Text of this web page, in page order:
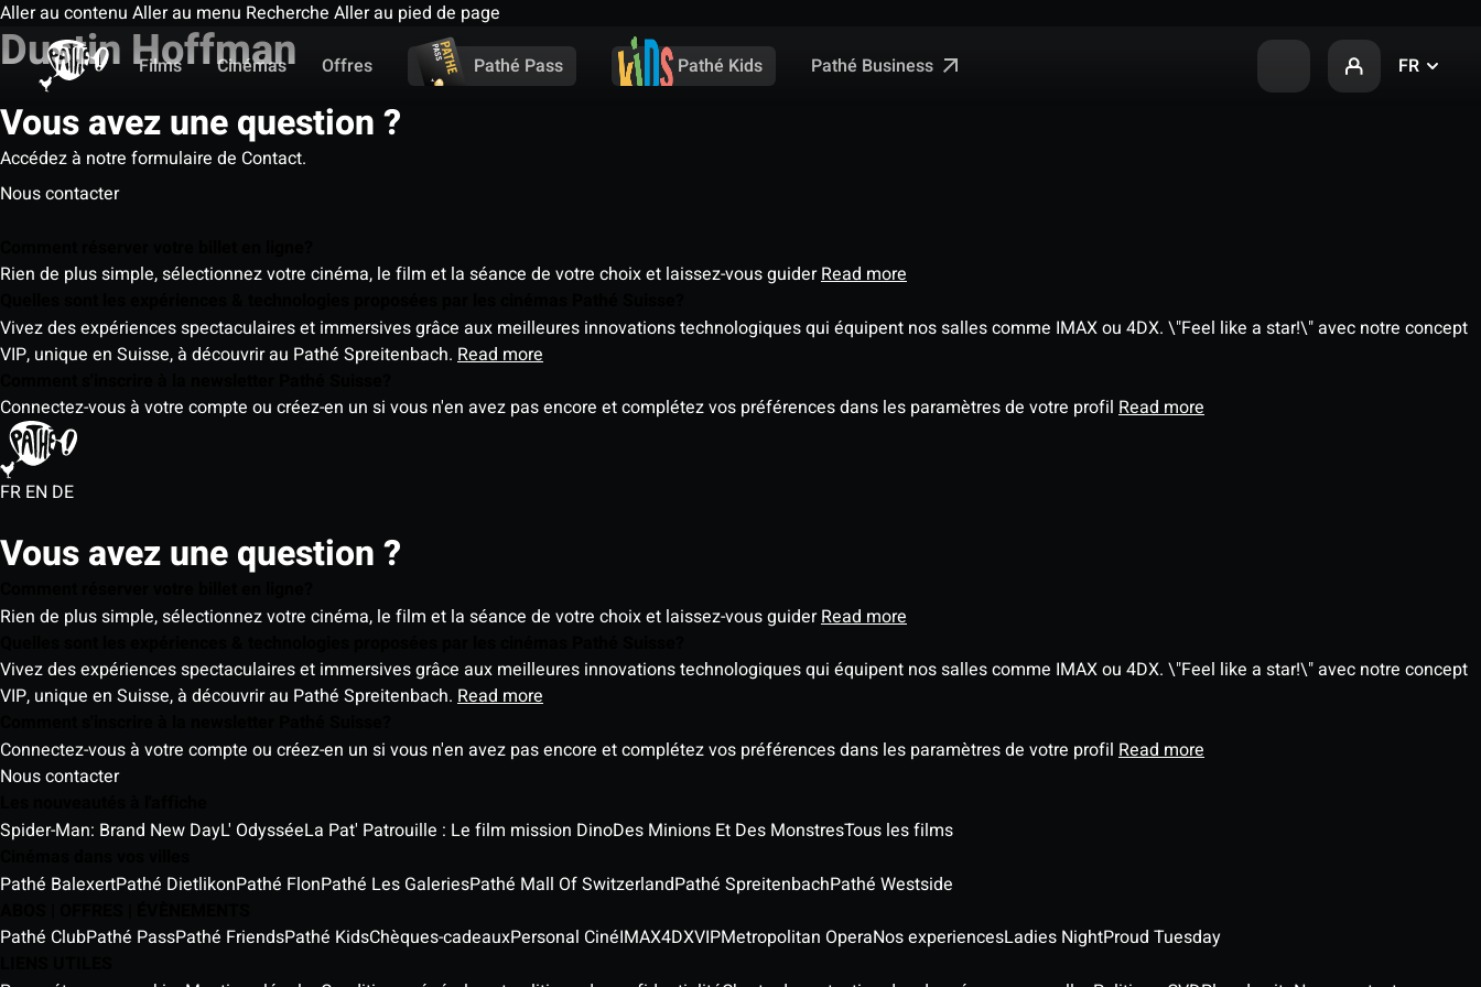
Aller au contenu Aller au menu Recherche Aller au pied de page
Films
Cinémas Offres Pathé Pass Pathé Kids Pathé Business FR
Dustin Hoffman
Vous avez une question ?
Accédez à notre formulaire de Contact.
Nous contacter
Rien de plus simple, sélectionnez votre cinéma, le film et la séance de votre choix et laissez-vous guiderRead more
Vivez des expériences spectaculaires et immersives grâce aux meilleures innovations technologiques qui équipent nos salles comme IMAX ou 4DX. \"Feel like a star!\" avec notre concept
VIP, unique en Suisse, à découvrir au Pathé Spreitenbach. Read more
Connectez-vous à votre compte ou créez-en un si vous n'en avez pas encore et complétez vos préférences dans les paramètres de votre profil Read more
FR EN DE
Vous avez une question ?
Rien de plus simple, sélectionnez votre cinéma, le film et la séance de votre choix et laissez-vous guiderRead more
Vivez des expériences spectaculaires et immersives grâce aux meilleures innovations technologiques qui équipent nos salles comme IMAX ou 4DX. \"Feel like a star!\" avec notre concept
VIP, unique en Suisse, à découvrir au Pathé Spreitenbach. Read more
Connectez-vous à votre compte ou créez-en un si vous n'en avez pas encore et complétez vos préférences dans les paramètres de votre profil Read more
Nous contacter
Spider-Man: Brand New DayL' OdysséeLa Pat' Patrouille : Le film mission DinoDes Minions Et Des MonstresTous les films
Pathé BalexertPathé DietlikonPathé FlonPathé Les GaleriesPathé Mall Of SwitzerlandPathé SpreitenbachPathé Westside
Pathé ClubPathé PassPathé FriendsPathé KidsChèques-cadeauxPersonal CinéIMAX4DXVIPMetropolitan OperaNos experiencesLadies NightProud Tuesday